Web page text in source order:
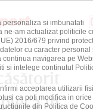
în
personaliza si imbunatati
ne-am actualizat politicile
2016/679 privind
cu caracter personal
navigarea pe
si intelege continutul
acceptarea utilizarii
ca poti modifica in orice
din Politica de